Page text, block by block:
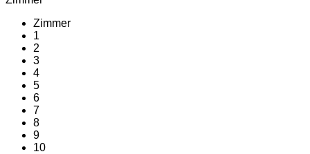
Zimmer
1
2
3
4
5
6
7
8
9
10